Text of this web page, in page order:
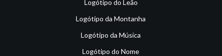
Logótipo do Leão
Logótipo da Montanha
Logótipo da Música
Logótipo do Nome